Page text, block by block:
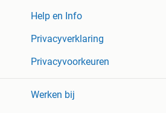
Help en Info
Privacyverklaring
Privacyvoorkeuren
Werken bij